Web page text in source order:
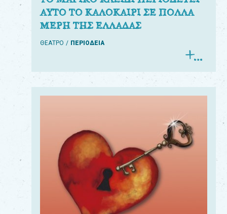
ΑΥΤΟ ΤΟ ΚΑΛΟΚΑΙΡΙ ΣΕ ΠΟΛΛΑ
ΜΕΡΗ ΤΗΣ ΕΛΛΑΔΑΣ
ΘΕΑΤΡΟ ΠΕΡΙΟΔΕΙΑ